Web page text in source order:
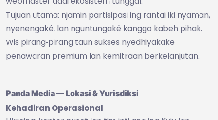
Tujuan utama: njamin partisipasi ing rantai iki nyaman,
nyenengaké, lan nguntungaké kanggo kabeh pihak.
Wis pirang‑pirang taun sukses nyedhiyakake
penawaran premium lan kemitraan berkelanjutan.
Panda Media — Lokasi & Yurisdiksi
Kehadiran Operasional